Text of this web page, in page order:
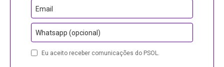
Email
Whatsapp (opcional)
Eu aceito receber comunicações do PSOL.